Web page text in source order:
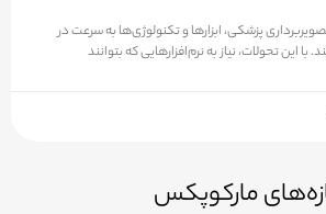
پزشکی، ابزارها و تکنولوژی‌ها به سرعت در
این تحولات، نیاز به نرم‌افزارهایی که بتوانند
مارکوپکس